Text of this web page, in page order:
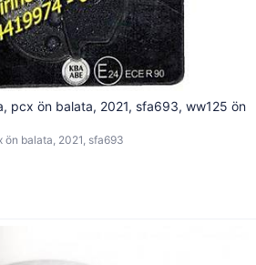
pcx ön balata, 2021, sfa693, ww125 ön
ön balata, 2021, sfa693